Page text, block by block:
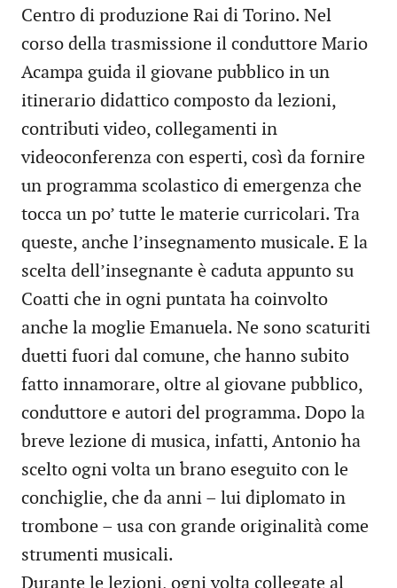
Centro di produzione Rai di Torino. Nel
corso della trasmissione il conduttore Mario
Acampa guida il giovane pubblico in un
itinerario didattico composto da lezioni,
contributi video, collegamenti in
videoconferenza con esperti, così da fornire
un programma scolastico di emergenza che
tocca un po’ tutte le materie curricolari. Tra
queste, anche l’insegnamento musicale. E la
scelta dell’insegnante è caduta appunto su
Coatti che in ogni puntata ha coinvolto
anche la moglie Emanuela. Ne sono scaturiti
duetti fuori dal comune, che hanno subito
fatto innamorare, oltre al giovane pubblico,
conduttore e autori del programma. Dopo la
breve lezione di musica, infatti, Antonio ha
scelto ogni volta un brano eseguito con le
conchiglie, che da anni – lui diplomato in
trombone – usa con grande originalità come
strumenti musicali.